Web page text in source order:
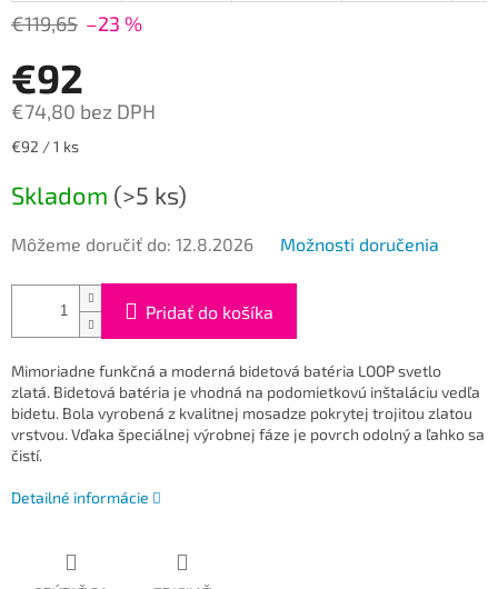
€119,65 –23 %
€92
€74,80 bez DPH
Jednotková
€92 / 1 ks
Skladom (>5 ks)
Môžeme doručiť do: 12.8.2026 Možnosti doručenia
Pridať do košíka
Mimoriadne funkčná a moderná bidetová batéria LOOPsvetlo
zlatá. Bidetová batéria je vhodná na podomietkovú inštaláciu vedľa
bidetu. Bola vyrobená z kvalitnej mosadze pokrytej trojitou zlatou
vrstvou. Vďaka špeciálnej výrobnej fáze je povrch odolný a ľahko sa
čistí.
Detailné informácie